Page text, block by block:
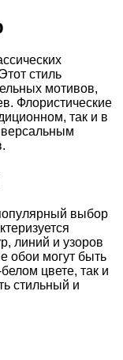
стиль
мотивов,
Флористические
так и в
выбор
линий и узоров
обои могут быть
цвете, так и
стильный и